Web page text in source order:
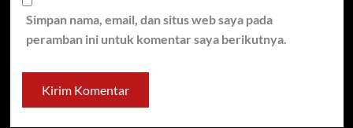
Simpan nama, email, dan situs web saya pada
peramban ini untuk komentar saya berikutnya.